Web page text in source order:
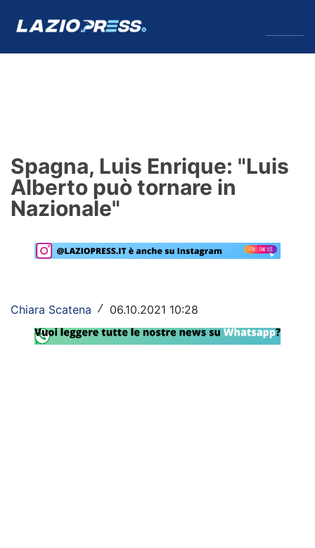
Formello
Infortuni
Primavera
Lazio Women
Rassegna Lazio
Spagna, Luis Enrique: "Luis
Alberto può tornare in
Nazionale"
Chiara Scatena / 06.10.2021 10:28